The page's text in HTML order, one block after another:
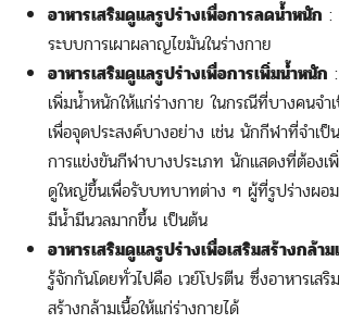
อาหารเสริมดูแลรูปร่างเพื่อการลดน้ำหนัก :
ระบบการเผาผลาญไขมันในร่างกาย
อาหารเสริมดูแลรูปร่างเพื่อการเพิ่มน้ำหนัก
เพิ่มน้ำหนักให้แก่ร่างกาย ในกรณีที่บางคนจำ
เพื่อจุดประสงค์บางอย่าง เช่น นักกีฬาที่จำเป็
การแข่งขันกีฬาบางประเภท นักแสดงที่ต้องเ
ดูใหญ่ขึ้นเพื่อรับบทบาทต่าง ๆ ผู้ที่รูปร่างผอ
มีน้ำมีนวลมากขึ้น เป็นต้น
อาหารเสริมดูแลรูปร่างเพื่อเสริมสร้างกล้าม
รู้จักกันโดยทั่วไปคือ เวย์โปรตีน ซึ่งอาหารเสริ
สร้างกล้ามเนื้อให้แก่ร่างกายได้